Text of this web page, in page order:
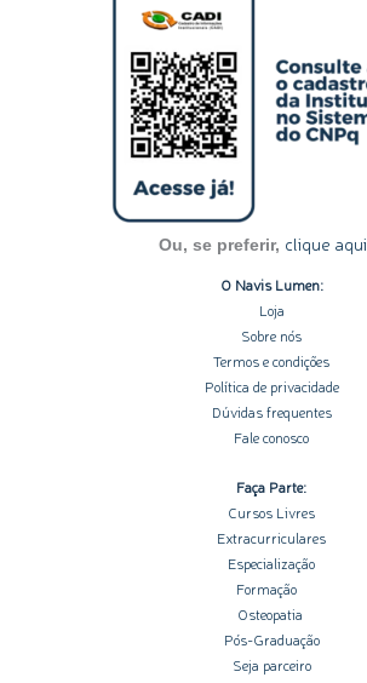
t
a
g
r
a
m
k
e
d
i
n
-
i
n
b
e
f
y
Ou, se preferir, clique aqui
O Navis Lumen:
Loja
Sobre nós
Termos e condições
Política de privacidade
Dúvidas frequentes
Fale conosco
Faça Parte:
Cursos Livres
Extracurriculares
Especialização
Formação
Osteopatia
Pós-Graduação
Seja parceiro